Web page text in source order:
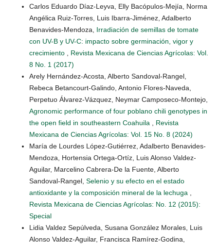
Carlos Eduardo Díaz-Leyva, Elly Bacópulos-Mejía, Norma
Angélica Ruiz-Torres, Luis Ibarra-Jiménez, Adalberto
Benavides-Mendoza, Irradiación de semillas de tomate
con UV-B y UV-C: impacto sobre germinación, vigor y
crecimiento
Revista Mexicana de Ciencias Agrícolas: Vol.
8 No. 1 (2017)
Arely Hernández-Acosta, Alberto Sandoval-Rangel,
Rebeca Betancourt-Galindo, Antonio Flores-Naveda,
Perpetuo Álvarez-Vázquez, Neymar Camposeco-Montejo,
Agronomic performance of four poblano chili genotypes in
the open field in southeastern Coahuila
Revista
Mexicana de Ciencias Agrícolas: Vol. 15 No. 8 (2024)
María de Lourdes López-Gutiérrez, Adalberto Benavides-
Mendoza, Hortensia Ortega-Ortíz, Luis Alonso Valdez-
Aguilar, Marcelino Cabrera-De la Fuente, Alberto
Sandoval-Rangel, Selenio y su efecto en el estado
antioxidante y la composición mineral de la lechuga
Revista Mexicana de Ciencias Agrícolas: No. 12 (2015):
Special
Lidia Valdez Sepúlveda, Susana González Morales, Luis
Alonso Valdez-Aguilar, Francisca Ramírez-Godina,